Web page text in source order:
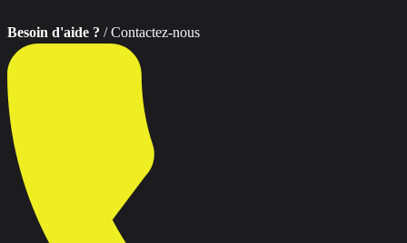
Besoin d'aide ? / Contactez-nous